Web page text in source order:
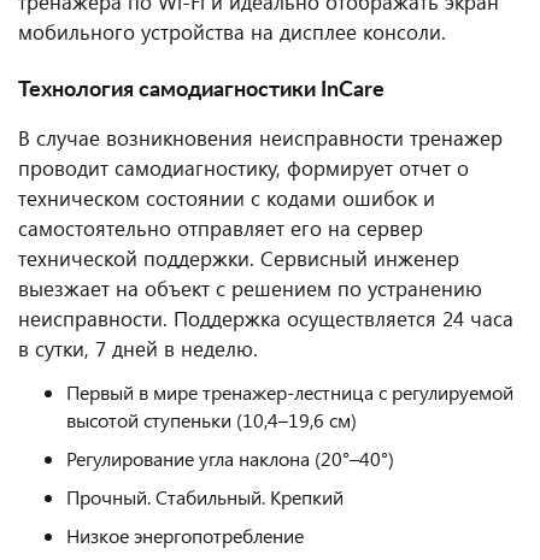
мобильного устройства на дисплее консоли.
Технология самодиагностики InCare
В случае возникновения неисправности тренажер
проводит самодиагностику, формирует отчет о
техническом состоянии с кодами ошибок и
самостоятельно отправляет его на сервер
технической поддержки. Сервисный инженер
выезжает на объект с решением по устранению
неисправности. Поддержка осуществляется 24 часа
в сутки, 7 дней в неделю.
Первый в мире тренажер-лестница с регулируемой
высотой ступеньки (10,4–19,6 см)
Регулирование угла наклона (20°–40°)
Прочный. Стабильный. Крепкий
Низкое энергопотребление